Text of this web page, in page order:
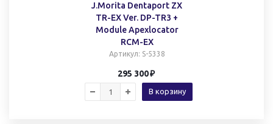
J.Morita Dentaport ZX
TR-EX Ver. DP-TR3 +
Module Apexlocator
RCM-EX
Артикул: S-5338
295 300
В корзину